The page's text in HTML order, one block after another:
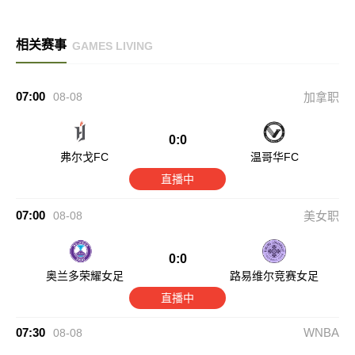
相关赛事 GAMES LIVING
07:00 08-08 加拿职
弗尔戈FC
0:0
温哥华FC
直播中
07:00 08-08 美女职
奥兰多荣耀女足
0:0
路易维尔竞赛女足
直播中
07:30 08-08 WNBA